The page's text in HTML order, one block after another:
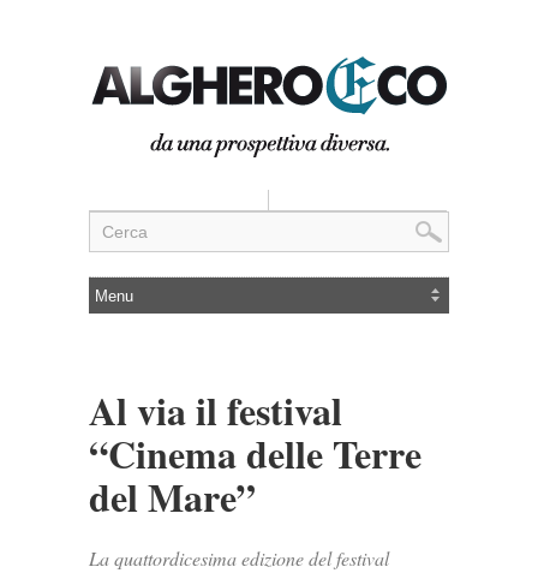
Al via il festival
“Cinema delle Terre
del Mare”
La quattordicesima edizione del festival